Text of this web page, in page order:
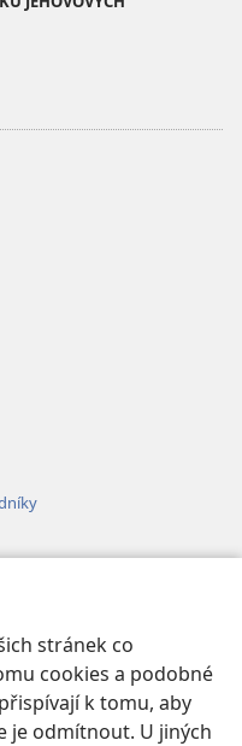
stránek co
cookies a podobné
k tomu, aby
je odmítnout. U jiných